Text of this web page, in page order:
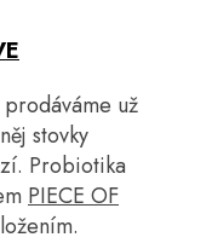
už
stovky
Probiotika
PIECE OF